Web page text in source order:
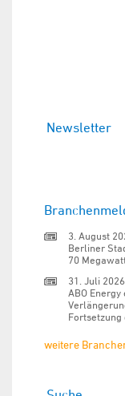
Newsletter
3. August
Berliner
70
31. Juli 2026
ABO
weitere